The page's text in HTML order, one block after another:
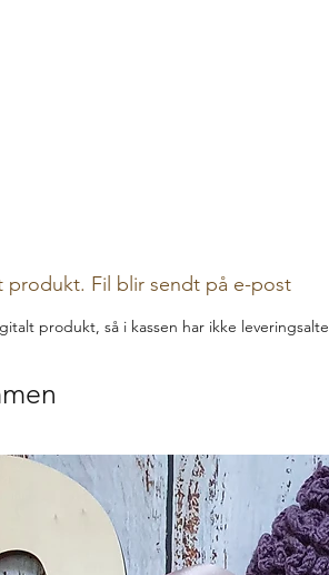
produkt. Fil blir sendt på e-post
produkt, så i kassen har ikke